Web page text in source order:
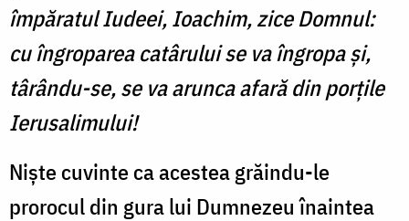
împăratul Iudeei, Ioachim, zice Domnul:
cu îngroparea catârului se va îngropa și,
târându-se, se va arunca afară din porțile
Ierusalimului!
Niște cuvinte ca acestea grăindu-le
prorocul din gura lui Dumnezeu înaintea